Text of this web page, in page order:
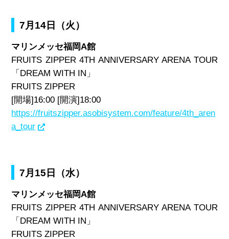
7月14日（火）
マリンメッセ福岡A館
FRUITS ZIPPER 4TH ANNIVERSARY ARENA TOUR
「DREAM WITH IN」
FRUITS ZIPPER
[開場]16:00 [開演]18:00
https://fruitszipper.asobisystem.com/feature/4th_aren
a_tour
7月15日（水）
マリンメッセ福岡A館
FRUITS ZIPPER 4TH ANNIVERSARY ARENA TOUR
「DREAM WITH IN」
FRUITS ZIPPER